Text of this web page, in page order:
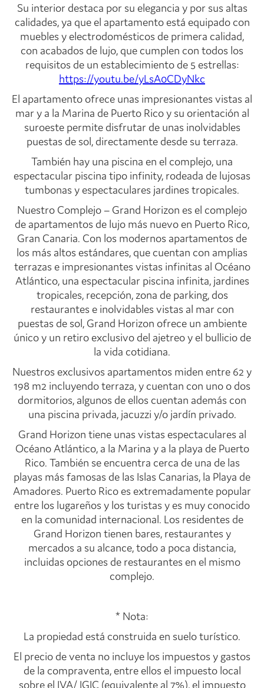
Su interior destaca por su elegancia y por sus altas
calidades, ya que el apartamento está equipado con
muebles y electrodomésticos de primera calidad,
con acabados de lujo, que cumplen con todos los
requisitos de un establecimiento de 5 estrellas:
https://youtu.be/yLsA0CDyNkc
El apartamento ofrece unas impresionantes vistas al
mar y a la Marina de Puerto Rico y su orientación al
suroeste permite disfrutar de unas inolvidables
puestas de sol, directamente desde su terraza.
También hay una piscina en el complejo, una
espectacular piscina tipo infinity, rodeada de lujosas
tumbonas y espectaculares jardines tropicales.
Nuestro Complejo – Grand Horizon es el complejo
de apartamentos de lujo más nuevo en Puerto Rico,
Gran Canaria. Con los modernos apartamentos de
los más altos estándares, que cuentan con amplias
terrazas e impresionantes vistas infinitas al Océano
Atlántico, una espectacular piscina infinita, jardines
tropicales, recepción, zona de parking, dos
restaurantes e inolvidables vistas al mar con
puestas de sol, Grand Horizon ofrece un ambiente
único y un retiro exclusivo del ajetreo y el bullicio de
la vida cotidiana.
Nuestros exclusivos apartamentos miden entre 62 y
198 m2 incluyendo terraza, y cuentan con uno o dos
dormitorios, algunos de ellos cuentan además con
una piscina privada, jacuzzi y/o jardín privado.
Grand Horizon tiene unas vistas espectaculares al
Océano Atlántico, a la Marina y a la playa de Puerto
Rico. También se encuentra cerca de una de las
playas más famosas de las Islas Canarias, la Playa de
Amadores. Puerto Rico es extremadamente popular
entre los lugareños y los turistas y es muy conocido
en la comunidad internacional. Los residentes de
Grand Horizon tienen bares, restaurantes y
mercados a su alcance, todo a poca distancia,
incluidas opciones de restaurantes en el mismo
complejo.
* Nota:
La propiedad está construida en suelo turístico.
El precio de venta no incluye los impuestos y gastos
de la compraventa, entre ellos el impuesto local
sobre el IVA/ IGIC (equivalente al 7%), el impuesto